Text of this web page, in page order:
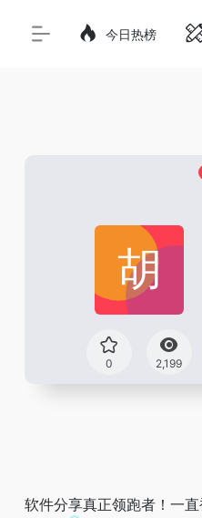
今日热榜
0 2,199
软件分享真正领跑者！一直